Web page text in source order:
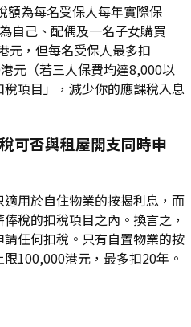
額為每名受保人每年實際保
自己、配偶及一名子女購買
元，但每名受保人最多扣
元（若三人保費均達8,000以
項目」，減少你的應課稅入息
可否與租屋開支同時申
用於自住物業的按揭利息，而
稅的扣稅項目之內。換言之，
任何扣稅。只有自置物業的按
100,000港元，最多扣20年。